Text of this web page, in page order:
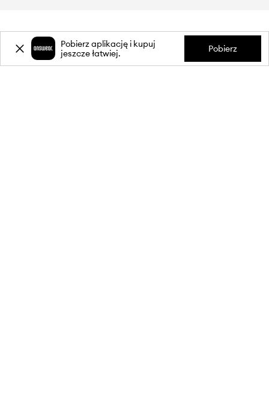
O NAS
Pobierz aplikację i kupuj
jeszcze łatwiej.
Pobierz